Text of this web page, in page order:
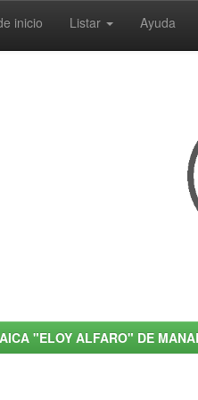
inicio Listar Ayuda
"ELOY ALFARO" DE